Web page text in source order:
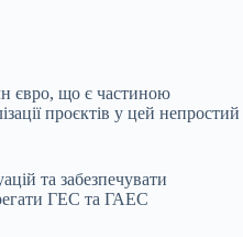
євро, що є частиною
проєктів у цей непростий
та забезпечувати
ГЕС та ГАЕС